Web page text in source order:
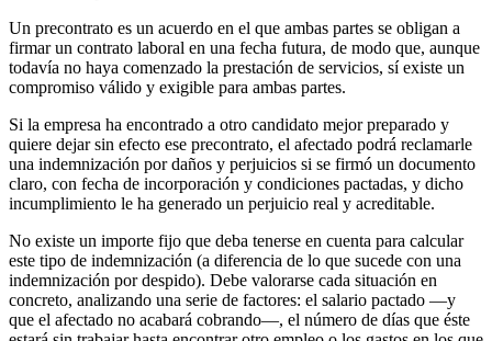
Un precontrato es un acuerdo en el que ambas partes se obligan a
firmar un contrato laboral en una fecha futura, de modo que, aunque
todavía no haya comenzado la prestación de servicios, sí existe un
compromiso válido y exigible para ambas partes.
Si la empresa ha encontrado a otro candidato mejor preparado y
quiere dejar sin efecto ese precontrato, el afectado podrá reclamarle
una indemnización por daños y perjuicios si se firmó un documento
claro, con fecha de incorporación y condiciones pactadas, y dicho
incumplimiento le ha generado un perjuicio real y acreditable.
No existe un importe fijo que deba tenerse en cuenta para calcular
este tipo de indemnización (a diferencia de lo que sucede con una
indemnización por despido). Debe valorarse cada situación en
concreto, analizando una serie de factores: el salario pactado —y
que el afectado no acabará cobrando—, el número de días que éste